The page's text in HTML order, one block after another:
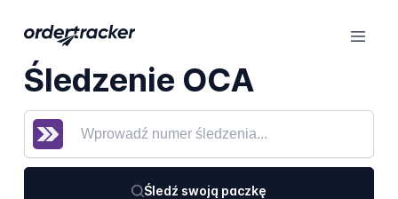
Śledzenie OCA
Śledź swoją paczkę